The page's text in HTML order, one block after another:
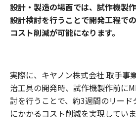
設計・製造の場面では、試作機製
設計検討を行うことで開発工程で
コスト削減が可能になります。
実際に、キヤノン株式会社 取手事
治工具の開発時、試作機製作前に
討を行うことで、約3週間のリー
にかかるコスト削減を実現していま